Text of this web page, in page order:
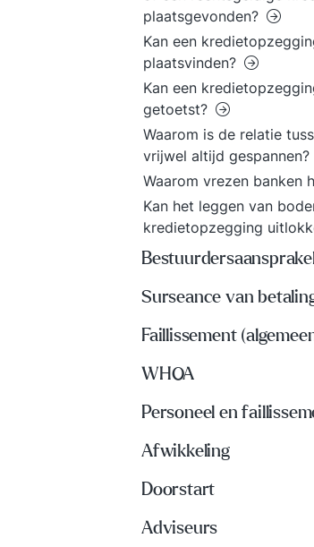
plaatsgevonden?
Kan een
plaatsvinden?
Kan een
getoetst?
Waarom is de relatie
vrijwel altijd gespannen?
Waarom vrezen banken
Kan het leggen van
kredietopzegging
Surseance van
Faillissement
WHOA
Personeel en
Afwikkeling
Doorstart
Adviseurs